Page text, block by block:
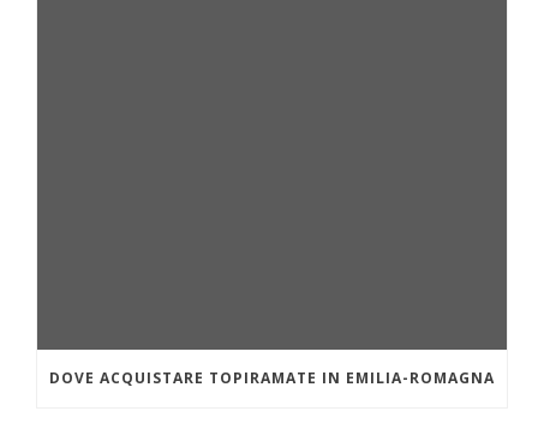
DOVE ACQUISTARE TOPIRAMATE IN EMILIA-ROMAGNA